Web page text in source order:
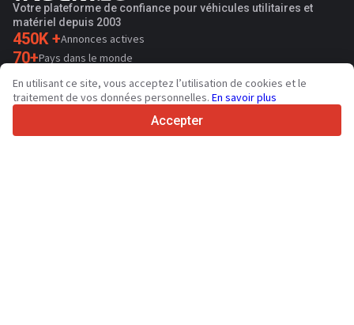
Votre plateforme de confiance pour véhicules utilitaires et
matériel depuis 2003
450K +Annonces actives
70+Pays dans le monde
36 Langues prises en charge
4.7/5
En utilisant ce site, vous acceptez l’utilisation de cookies et le
traitement de vos données personnelles. En savoir plus
Accepter